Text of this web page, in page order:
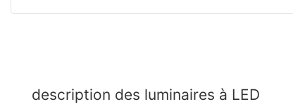
description des luminaires à LED